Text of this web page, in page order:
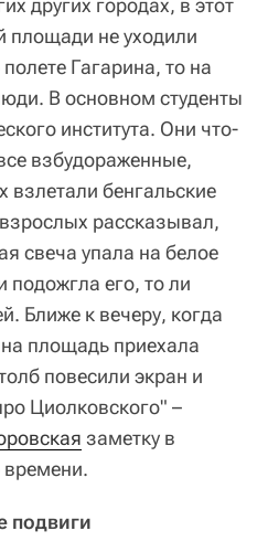
других городах, в этот
площади не уходили
Гагарина, то на
В основном студенты
института. Они что-
взбудораженные,
взлетали бенгальские
рассказывал,
свеча упала на белое
подожгла его, то ли
Ближе к вечеру, когда
площадь приехала
повесили экран и
Циолковского" –
заметку в
времени.
подвиги